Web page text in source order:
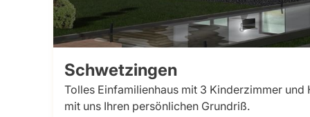
Schwetzingen
Tolles Einfamilienhaus mit 3 Kinderzimmer und
mit uns Ihren persönlichen Grundriß.